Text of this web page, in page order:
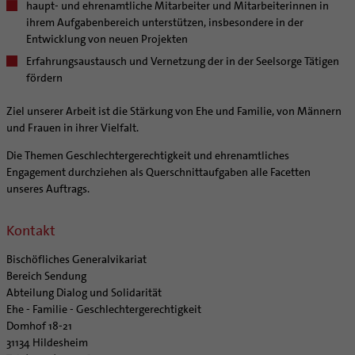
Notfall
Polizei- und Feuerwehr
Schule
Segensorte
Team
Newsletter
Berufe in der Kirche
Raum für Vielfalt
Gemeindereferent:in
Pastorale:r Mitarbeiter:in
Pastoralreferent:in
Priester
Kirchenmusiker:in
Religionslehrer:in
Orden | Gemeinschaften
Männerorden
Geistliche Gemeinschaften
Ritterorden
Ordo virginum
Beratungsstellen
Prävention und Hilfe bei sexualisierter Gewalt
Schuldnerberatung
Schulen | Hochschulen
Katholische Schulen im Bistum
Veranstaltungen
Schulpastoral
Dommuseum
Dombibliothek
Bistumsarchiv
KIRCHE & GESELLSCHAFT
Ökumene
Interreligiöser Dialog
Weltkirche
SERVICE
Angebote
haupt- und ehrenamtliche Mitarbeiter und Mitarbeiterinnen in
ihrem Aufgabenbereich unterstützen, insbesondere in der
Entwicklung von neuen Projekten
Erfahrungsaustausch und Vernetzung der in der Seelsorge Tätigen
fördern
Ziel unserer Arbeit ist die Stärkung von Ehe und Familie, von Männern
und Frauen in ihrer Vielfalt.
Die Themen Geschlechtergerechtigkeit und ehrenamtliches
Engagement durchziehen als Querschnittaufgaben alle Facetten
unseres Auftrags.
Kontakt
Bischöfliches Generalvikariat
Bereich Sendung
Abteilung Dialog und Solidarität
Ehe - Familie - Geschlechtergerechtigkeit
Domhof 18-21
31134 Hildesheim